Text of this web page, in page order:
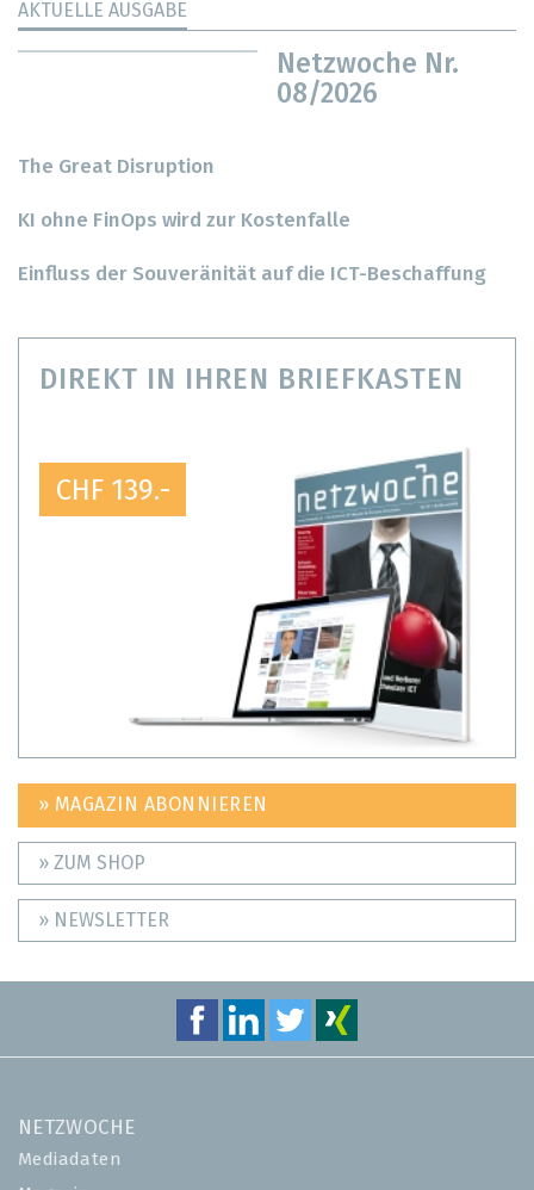
AKTUELLE AUSGABE
Netzwoche Nr.
08/2026
The Great Disruption
KI ohne FinOps wird zur Kostenfalle
Einfluss der Souveränität auf die ICT-Beschaffung
DIREKT IN IHREN BRIEFKASTEN
CHF 139.-
» MAGAZIN ABONNIEREN
» ZUM SHOP
» NEWSLETTER
NETZWOCHE
Mediadaten